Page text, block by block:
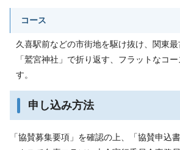
コース
久喜駅前などの市街地を駆け抜け、関東
「鷲宮神社」で折り返す、フラットなコ
す。
申し込み方法
「協賛募集要項」を確認の上、「協賛申込